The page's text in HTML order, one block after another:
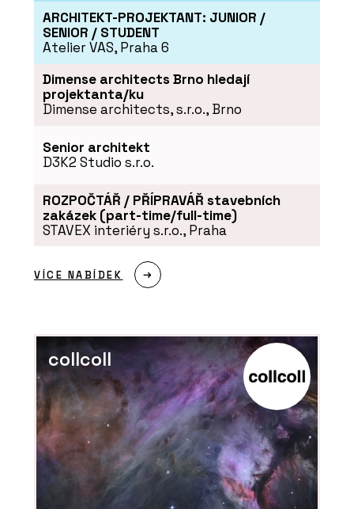
ČLÁNKY
Nic neodflákneme, to se v řemesle
nevyplácí. S Lukášem Lédlem o výrobě
nábytku v Libčicích nad Vltavou
Výroba na zakázku - DEVOTO
ARCHITEKT-PROJEKTANT: JUNIOR /
SENIOR / STUDENT
Atelier VAS, Praha 6
Dimense architects Brno hledají
projektanta/ku
Dimense architects, s.r.o., Brno
Senior architekt
D3K2 Studio s.r.o.
ROZPOČTÁŘ / PŘÍPRAVÁŘ stavebních
zakázek (part-time/full-time)
STAVEX interiéry s.r.o., Praha
VÍCE NABÍDEK
collcoll